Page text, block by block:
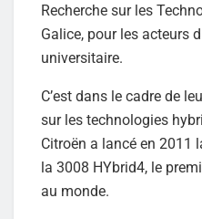
Recherche sur les
Galice, pour les acteurs
universitaire.
C’est dans le cadre de
sur les technologies
Citroën a lancé en 2011
la 3008 HYbrid4, le
au monde.